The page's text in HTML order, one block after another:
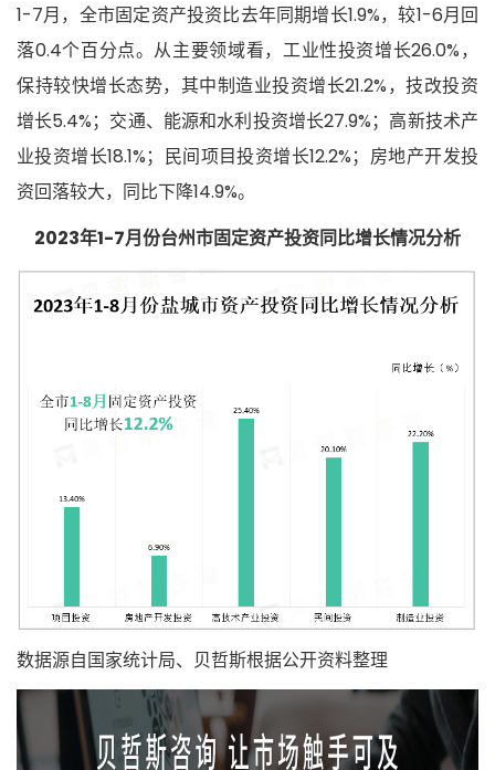
1-7月，全市固定资产投资比去年同期增长1.9%，较1-6月回
落0.4个百分点。从主要领域看，工业性投资增长26.0%，
保持较快增长态势，其中制造业投资增长21.2%，技改投资
增长5.4%；交通、能源和水利投资增长27.9%；高新技术产
业投资增长18.1%；民间项目投资增长12.2%；房地产开发投
资回落较大，同比下降14.9%。
2023年1-7月份台州市固定资产投资同比增长情况分析
数据源自国家统计局、贝哲斯根据公开资料整理